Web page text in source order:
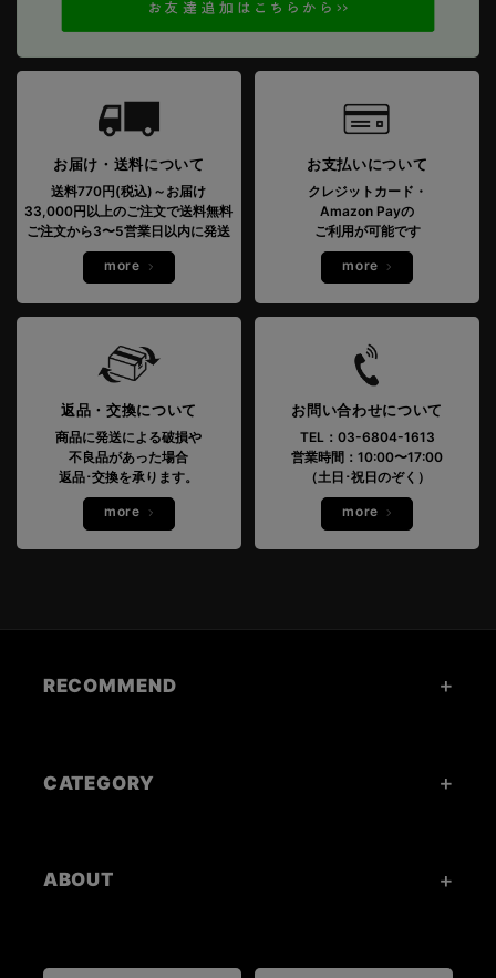
お届け・送料について
送料770円(税込)～お届け
33,000円以上のご注文で送料無料
ご注文から3〜5営業日以内に発送
more
お支払いについて
クレジットカード・
Amazon Payの
ご利用が可能です
more
返品・交換について
商品に発送による破損や
不良品があった場合
返品･交換を承ります。
more
お問い合わせについて
TEL：03-6804-1613
営業時間：10:00〜17:00
（土日･祝日のぞく）
more
RECOMMEND
CATEGORY
ABOUT